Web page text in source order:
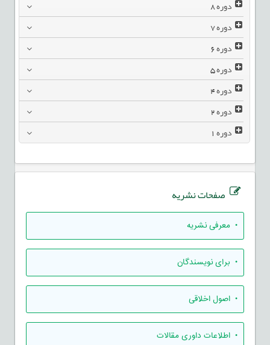
دوره8
دوره7
دوره6
دوره5
دوره4
دوره2
دوره1
صفحات نشریه
• معرفی نشریه
• برای نویسندگان
• اصول اخلاقی
• اطلاعات داوری مقالات